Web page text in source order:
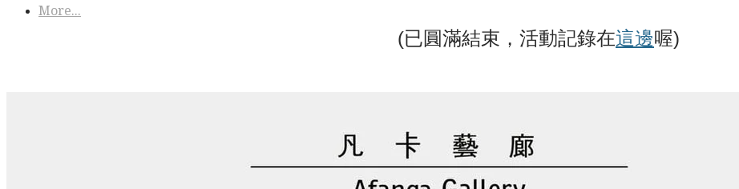
More...
(已圓滿結束，活動記錄在這邊喔)